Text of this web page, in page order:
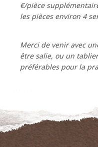
€/pièce
les pièces environ 4
Merci de venir avec
être salie, ou un
préférables pour la